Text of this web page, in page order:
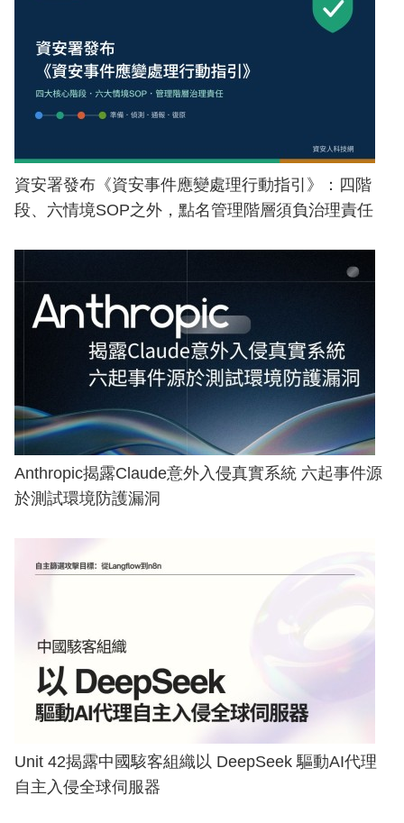
資安署發布《資安事件應變處理行動指引》：四階
段、六情境SOP之外，點名管理階層須負治理責任
Anthropic揭露Claude意外入侵真實系統 六起事件源
於測試環境防護漏洞
Unit 42揭露中國駭客組織以 DeepSeek 驅動AI代理
自主入侵全球伺服器